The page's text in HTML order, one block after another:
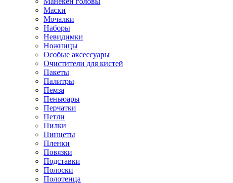
Маски
Мочалки
Наборы
Невидимки
Ножницы
Особые аксессуары
Очистители для кистей
Пакеты
Палитры
Пемза
Пеньюары
Перчатки
Петли
Пилки
Пинцеты
Пленки
Повязки
Подставки
Полоски
Полотенца